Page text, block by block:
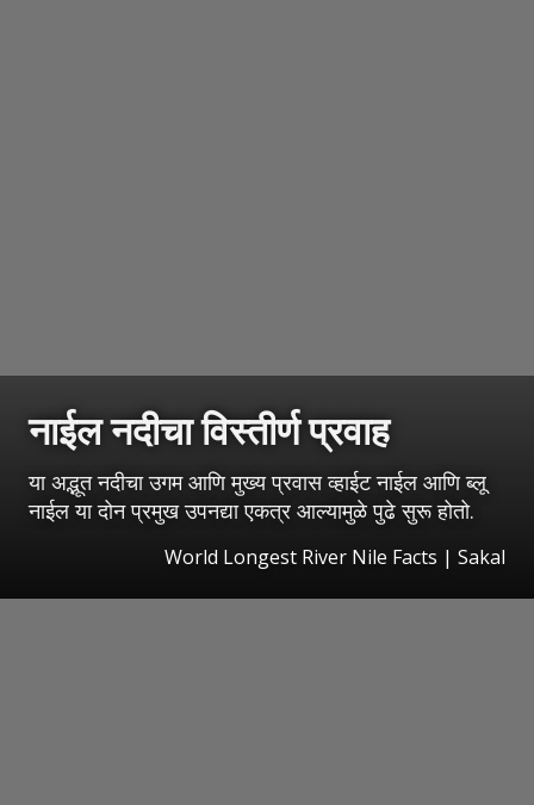
नाईल नदीचा विस्तीर्ण प्रवाह
या अद्भूत नदीचा उगम आणि मुख्य प्रवास व्हाईट नाईल आणि ब्लू
नाईल या दोन प्रमुख उपनद्या एकत्र आल्यामुळे पुढे सुरू होतो.
World Longest River Nile Facts | Sakal